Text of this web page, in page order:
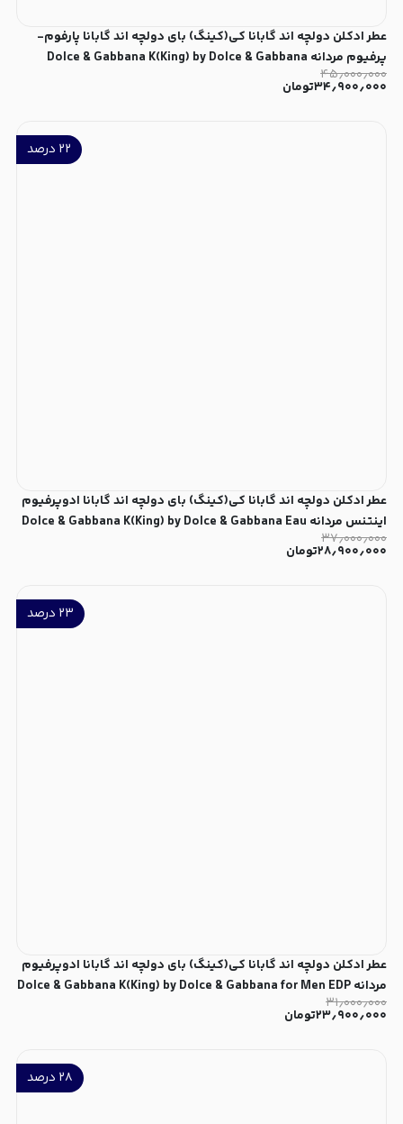
عطر ادکلن دولچه اند گابانا کی(کینگ) بای دولچه اند گابانا پارفوم-
پرفیوم مردانه Dolce & Gabbana K(King) by Dolce & Gabbana
Parfum for Men
۴۵٫۰۰۰٫۰۰۰
۳۴٫۹۰۰٫۰۰۰تومان
۲۲ درصد
عطر ادکلن دولچه اند گابانا کی(کینگ) بای دولچه اند گابانا ادوپرفیوم
اینتنس مردانه Dolce & Gabbana K(King) by Dolce & Gabbana Eau
de Parfum Intense for Men
۳۷٫۰۰۰٫۰۰۰
۲۸٫۹۰۰٫۰۰۰تومان
۲۳ درصد
عطر ادکلن دولچه اند گابانا کی(کینگ) بای دولچه اند گابانا ادوپرفیوم
مردانه Dolce & Gabbana K(King) by Dolce & Gabbana for Men EDP
۳۱٫۰۰۰٫۰۰۰
۲۳٫۹۰۰٫۰۰۰تومان
۲۸ درصد